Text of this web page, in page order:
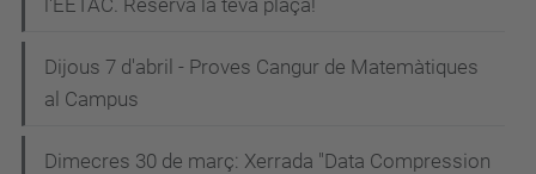
l'EETAC. Reserva la teva plaça!
Dijous 7 d'abril - Proves Cangur de Matemàtiques
al Campus
Dimecres 30 de març: Xerrada "Data Compression